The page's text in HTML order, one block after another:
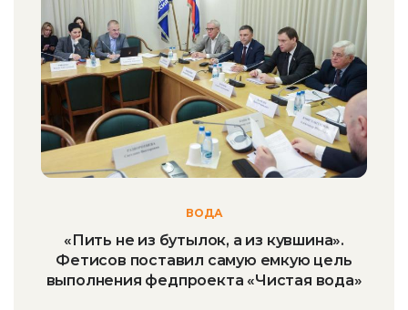
ВОДА
«Пить не из бутылок, а из кувшина».
Фетисов поставил самую емкую цель
выполнения федпроекта «Чистая вода»